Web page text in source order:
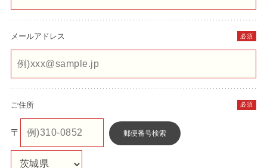
メールアドレス 必須
ご住所 必須
〒 郵便番号検索